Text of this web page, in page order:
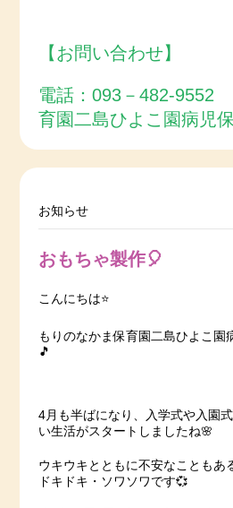
【お問い合わせ】
電話：093－482-9552
育園二島ひよこ園病児
お知らせ
おもちゃ製作🎈
こんにちは⭐️
もりのなかま保育園二島ひよこ園
🎵
4月も半ばになり、入学式や入園
い生活がスタートしましたね🌸
ウキウキとともに不安なこともあ
ドキドキ・ソワソワです💞